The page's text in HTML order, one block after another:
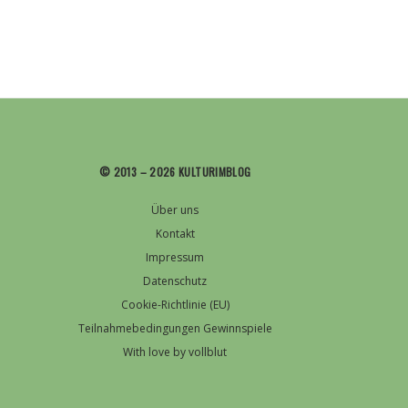
© 2013 – 2026 KULTURIMBLOG
Über uns
Kontakt
Impressum
Datenschutz
Cookie-Richtlinie (EU)
Teilnahmebedingungen Gewinnspiele
With love by vollblut